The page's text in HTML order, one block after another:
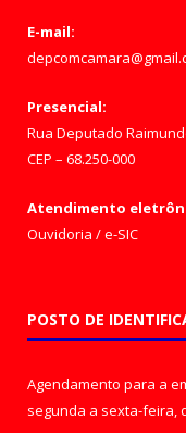
E-mail:
Presencial:
Rua Deputado
CEP – 68.250-000
Atendimento
Ouvidoria /e-SIC
POSTO DE
Agendamento para a
segunda a sexta-feira,